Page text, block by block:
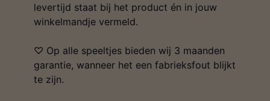
levertijd staat bij het product én in jouw
winkelmandje vermeld.
♡ Op alle speeltjes bieden wij 3 maanden
garantie, wanneer het een fabrieksfout blijkt
te zijn.